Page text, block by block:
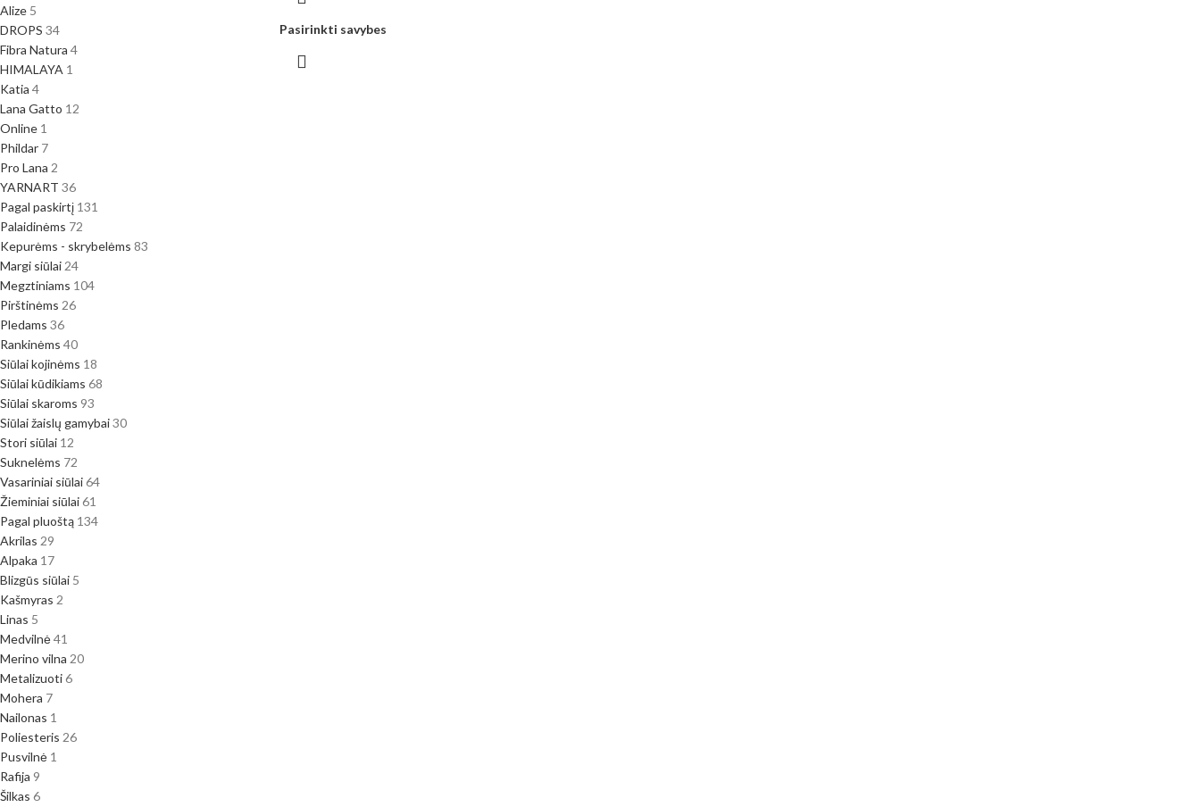
Alize 5
DROPS 34
Fibra Natura 4
HIMALAYA 1
Katia 4
Lana Gatto 12
Online 1
Phildar 7
Pro Lana 2
YARNART 36
Pagal paskirtį 131
Palaidinėms 72
Kepurėms - skrybelėms 83
Margi siūlai 24
Megztiniams 104
Pirštinėms 26
Pledams 36
Rankinėms 40
Siūlai kojinėms 18
Siūlai kūdikiams 68
Siūlai skaroms 93
Siūlai žaislų gamybai30
Stori siūlai 12
Suknelėms 72
Vasariniai siūlai64
Žieminiai siūlai61
Pagal pluoštą 134
Akrilas 29
Alpaka 17
Blizgūs siūlai 5
Kašmyras 2
Linas 5
Medvilnė41
Merino vilna 20
Metalizuoti6
Mohera 7
Nailonas 1
Poliesteris 26
Pusvilnė 1
Rafija 9
Šilkas 6
Pasirinkti savybes